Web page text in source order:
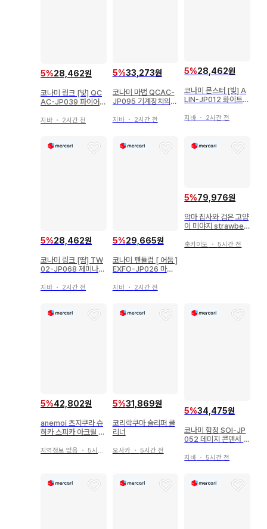
5%28,462원
코나미 링크 [빛] QC
AC-JP039 파이어월
지바 ・ 2시간 전
5%33,273원
코나미 마법 QCAC-
JP095 기계장치의
25th 시크
지바・ 2시간 전
5%28,462원
코나미 몬스터 [빛] A
LIN-JP012 화이트
지바 ・ 2시간 전
5%28,462원
코나미 링크 [땅] TW
02-JP068 제미나이
크
지바 ・ 2시간 전
5%29,665원
코나미 펜듈럼 [ 어둠 ]
EXFO-JP026 마도
지바・ 2시간 전
5%79,976원
악마 집사와 검은 고양
이 미야지 strawberr
홋카이도 ・5시간 전
5%42,802원
anemoi 츠지쿠라 슈
히카 스피카 아크릴 스
벌
지역정보 없음 ・ 5시간 전
5%31,869원
코리락쿠마 슬리퍼 클
리너
오사카・ 5시간 전
5%34,475원
코나미 함정 SOI-JP
052 데미지 콘덴서 레
지바 ・5시간 전